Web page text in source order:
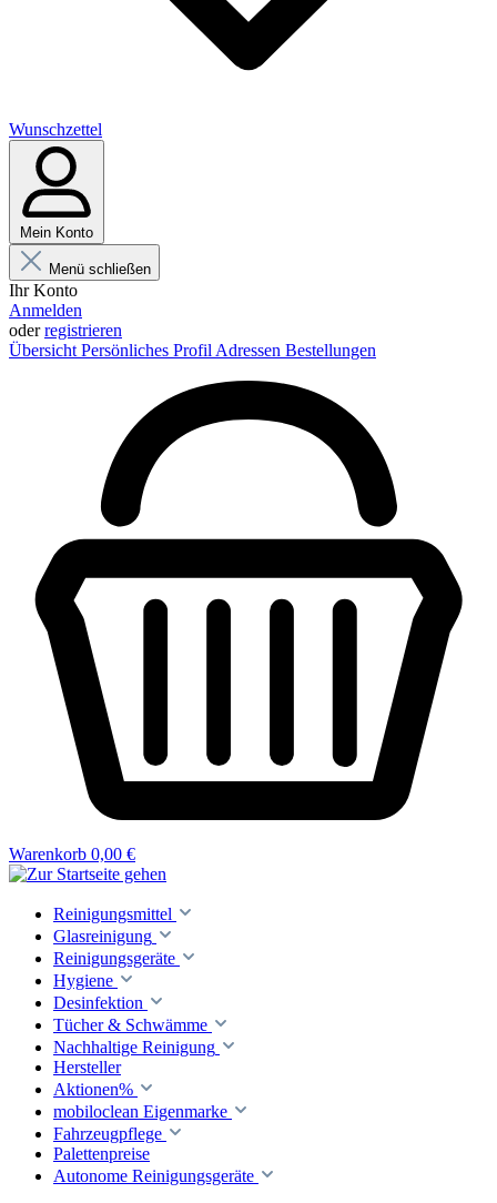
Wunschzettel
Mein Konto
Menü schließen
Ihr Konto
Anmelden
oderregistrieren
Übersicht Persönliches Profil Adressen Bestellungen
Warenkorb 0,00 €
Reinigungsmittel
Glasreinigung
Reinigungsgeräte
Hygiene
Desinfektion
Tücher & Schwämme
Nachhaltige Reinigung
Hersteller
Aktionen%
mobiloclean Eigenmarke
Fahrzeugpflege
Palettenpreise
Autonome Reinigungsgeräte